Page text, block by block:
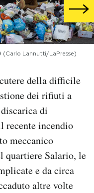
(Carlo Lannutti/LaPresse)
della difficile
dei rifiuti a
di
recente incendio
meccanico
Salario, le
e da circa
altre volte